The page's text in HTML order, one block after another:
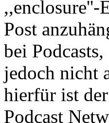
,,enclosure''-
Post
bei
jedoch nicht
hierfür ist
Podcast